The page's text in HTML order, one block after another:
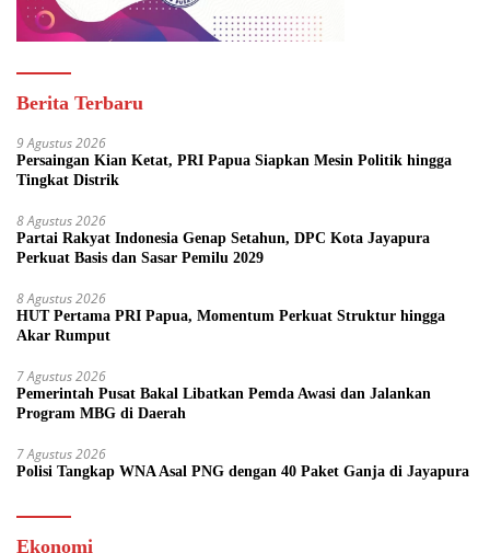
Berita Terbaru
9 Agustus 2026
Persaingan Kian Ketat, PRI Papua Siapkan Mesin Politik hingga
Tingkat Distrik
8 Agustus 2026
Partai Rakyat Indonesia Genap Setahun, DPC Kota Jayapura
Perkuat Basis dan Sasar Pemilu 2029
8 Agustus 2026
HUT Pertama PRI Papua, Momentum Perkuat Struktur hingga
Akar Rumput
7 Agustus 2026
Pemerintah Pusat Bakal Libatkan Pemda Awasi dan Jalankan
Program MBG di Daerah
7 Agustus 2026
Polisi Tangkap WNA Asal PNG dengan 40 Paket Ganja di Jayapura
Ekonomi